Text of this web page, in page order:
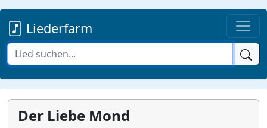
Liederfarm
Der Liebe Mond